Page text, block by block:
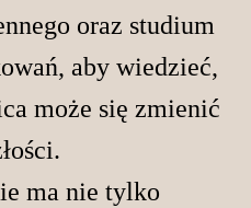
oraz studium
aby wiedzieć,
może się zmienić
ma nie tylko